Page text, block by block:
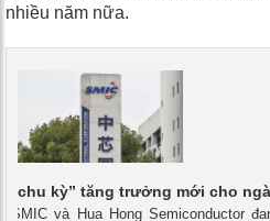
nhiều năm nữa.
chu kỳ” tăng trưởng mới cho
SMIC và Hua Hong Semiconductor